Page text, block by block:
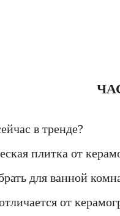
в тренде?
плитка от
для ванной
от